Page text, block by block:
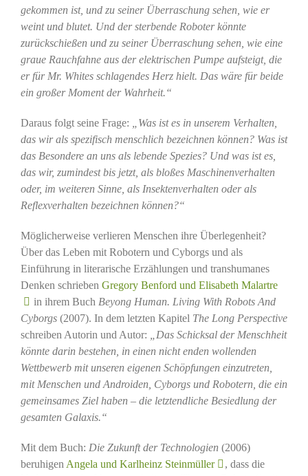
gekommen ist, und zu seiner Überraschung sehen, wie er
weint und blutet. Und der sterbende Roboter könnte
zurückschießen und zu seiner Überraschung sehen, wie eine
graue Rauchfahne aus der elektrischen Pumpe aufsteigt, die
er für Mr. Whites schlagendes Herz hielt. Das wäre für beide
ein großer Moment der Wahrheit.“
Daraus folgt seine Frage: „Was ist es in unserem Verhalten,
das wir als spezifisch menschlich bezeichnen können? Was ist
das Besondere an uns als lebende Spezies? Und was ist es,
das wir, zumindest bis jetzt, als bloßes Maschinenverhalten
oder, im weiteren Sinne, als Insektenverhalten oder als
Reflexverhalten bezeichnen können?“
Möglicherweise verlieren Menschen ihre Überlegenheit?
Über das Leben mit Robotern und Cyborgs und als
Einführung in literarische Erzählungen und transhumanes
Denken schrieben Gregory Benford und Elisabeth Malartre
in ihrem Buch Beyong Human. Living With Robots And
Cyborgs (2007). In dem letzten Kapitel The Long Perspective
schreiben Autorin und Autor:
„Das Schicksal der Menschheit
könnte darin bestehen, in einen nicht enden wollenden
Wettbewerb mit unseren eigenen Schöpfungen einzutreten,
mit Menschen und Androiden, Cyborgs und Robotern, die ein
gemeinsames Ziel haben – die letztendliche Besiedlung der
gesamten Galaxis.“
Mit dem Buch: Die Zukunft der Technologien (2006)
beruhigen Angela und Karlheinz Steinmüller
, dass die